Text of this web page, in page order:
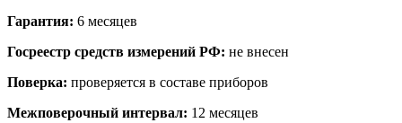
Гарантия: 6 месяцев
Госреестр средств измерений РФ: не внесен
Поверка: проверяется в составе приборов
Межповерочный интервал: 12 месяцев